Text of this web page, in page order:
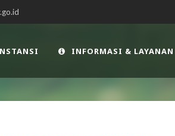
INFORMASI & LAYANAN